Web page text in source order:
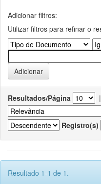
Adicionar filtros:
Utilizar filtros para refinar o
Resultados/Página |
Registro(s)
Resultado 1-1 de 1.